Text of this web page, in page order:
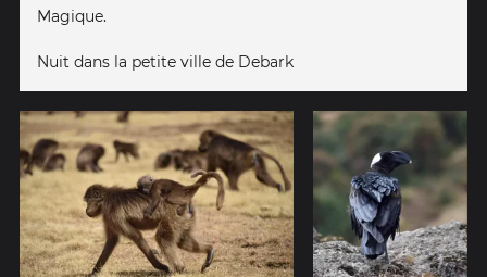
Magique.
Nuit dans la petite ville de Debark